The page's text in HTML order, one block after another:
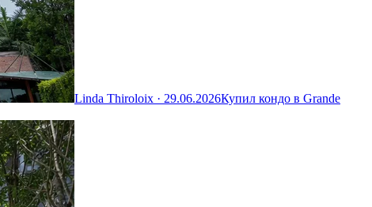
Linda Thiroloix · 29.06.2026Купил кондо в Grande